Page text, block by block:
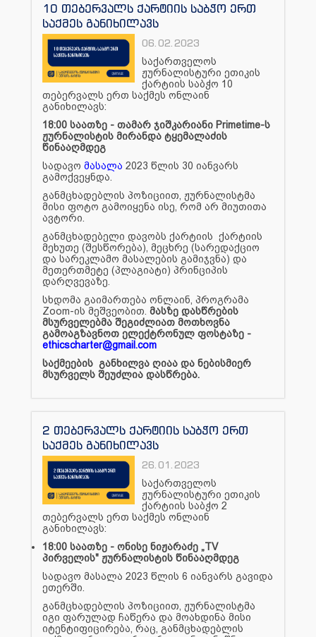
10 თებერვალს ქარტიის საბჭო ერთ
საქმეს განიხილავს
06.02.2023
საქართველოს
ჟურნალისტური ეთიკის
ქარტიის საბჭო 10
თებერვალს ერთ საქმეს ონლაინ
განიხილავს:
18:00 საათზე - თამარ ჯიშკარიანი Primetime-ს
ჟურნალისტის მირანდა ტყემალაძის
წინააღმდეგ
სადავო მასალა 2023 წლის 30 იანვარს
გამოქვეყნდა.
განმცხადებლის პოზიციით, ჟურნალისტმა
მისი ფოტო გამოიყენა ისე, რომ არ მიუთითა
ავტორი.
განმცხადებელი დავობს ქარტიის ქარტიის
მეხუთე (შესწორება), მეცხრე (სარედაქციო
და სარეკლამო მასალების გამიჯვნა) და
მეთერთმეტე (პლაგიატი) პრინციპის
დარღვევაზე.
სხდომა გაიმართება ონლაინ, პროგრამა
Zoom-ის მეშვეობით. მასზე დასწრების
მსურველებმა შეგიძლიათ მოთხოვნა
გამოაგზავნოთ ელექტრონულ ფოსტაზე -
ethicscharter@gmail.com
საქმეების განხილვა ღიაა და ნებისმიერ
მსურველს შეუძლია დასწრება.
2 თებერვალს ქარტიის საბჭო ერთ
საქმეს განიხილავს
26.01.2023
საქართველოს
ჟურნალისტური ეთიკის
ქარტიის საბჭო 2
თებერვალს ერთ საქმეს ონლაინ
განიხილავს:
18:00 საათზე - ონისე ნიჟარაძე „TV
პირველის" ჟურნალისტის წინააღმდეგ
სადავო მასალა 2023 წლის 6 იანვარს გავიდა
ეთერში.
განმცხადებლის პოზიციით, ჟურნალისტმა
იგი ფარულად ჩაწერა და მოახდინა მისი
იტენტიფიცირება, რაც, განმცხადებლის